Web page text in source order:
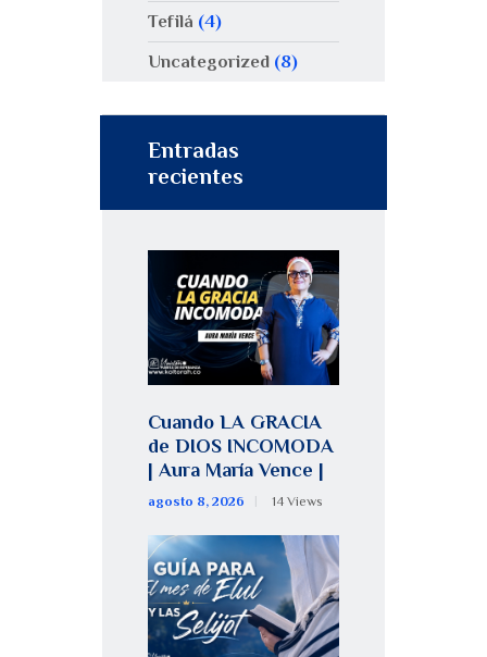
Tefilá (4)
Uncategorized (8)
Entradas
recientes
Cuando LA GRACIA
de DIOS INCOMODA
| Aura María Vence |
agosto 8, 2026 14 Views